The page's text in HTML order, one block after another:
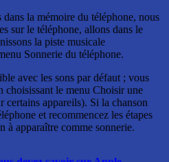
la mémoire du téléphone, nous
sur le téléphone, allons dans le
la piste musicale
Sonnerie du téléphone.
avec les sons par défaut ; vous
choisissant le menu Choisir une
certains appareils). Si la chanson
et recommencez les étapes
à apparaître comme sonnerie.